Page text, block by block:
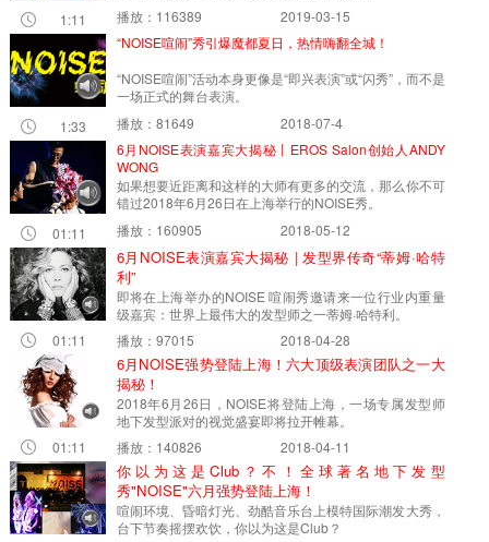
1:11
播放：116389
2019-03-15
1:33
“NOISE喧闹”秀引爆魔都夏日，热情嗨翻全城！
“NOISE喧闹”活动本身更像是“即兴表演”或“闪秀”，而不是
一场正式的舞台表演。
播放：81649
2018-07-4
01:11
6月NOISE表演嘉宾大揭秘丨EROS Salon创始人ANDY
WONG
如果想要近距离和这样的大师有更多的交流，那么你不可
错过2018年6月26日在上海举行的NOISE秀。
播放：160905
2018-05-12
01:11
6月NOISE表演嘉宾大揭秘 | 发型界传奇“蒂姆·哈特
利”
即将在上海举办的NOISE 喧闹秀邀请来一位行业内重量
级嘉宾：世界上最伟大的发型师之一蒂姆·哈特利。
播放：97015
2018-04-28
01:11
6月NOISE强势登陆上海！六大顶级表演团队之一大
揭秘！
2018年6月26日，NOISE将登陆上海，一场专属发型师
地下发型派对的视觉盛宴即将拉开帷幕。
播放：140826
2018-04-11
你以为这是Club？不！全球著名地下发型
秀"NOISE"六月强势登陆上海！
喧闹环境、昏暗灯光、劲酷音乐台上模特国际潮发大秀，
台下节奏摇摆欢饮，你以为这是Club？